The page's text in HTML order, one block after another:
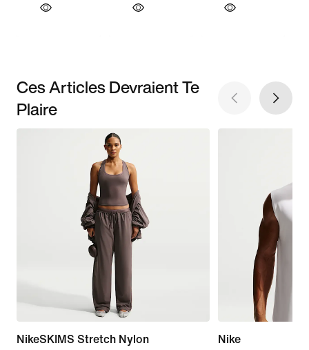
Ces Articles Devraient Te
Plaire
NikeSKIMS Stretch Nylon
Nike